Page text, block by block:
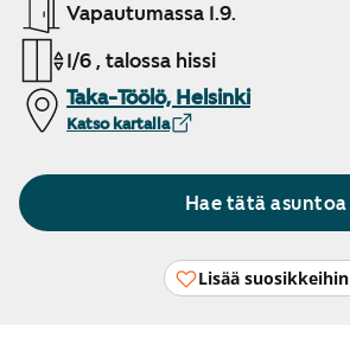
Vapautumassa 1.9.
1/6 , talossa hissi
Taka-Töölö, Helsinki
Katso kartalla
Hae tätä asuntoa
Lisää suosikkeihin